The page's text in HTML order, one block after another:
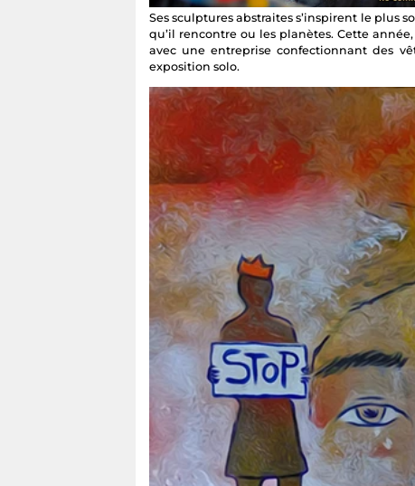
Ses sculptures abstraites s’inspirent le plus
qu’il rencontre ou les planètes. Cette
avec une entreprise confectionnant des
exposition solo.